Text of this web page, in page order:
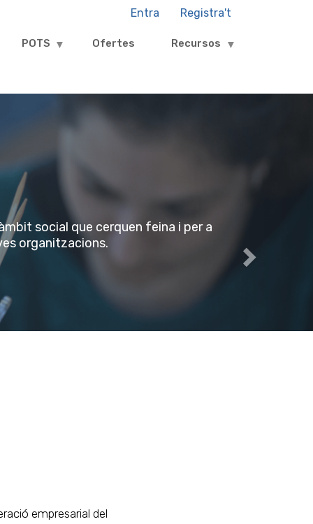
Login
and
menu
Entra Registra't
POTS Ofertes Recursos
social que cerquen feina i per a
organitzacions.
empresarial del